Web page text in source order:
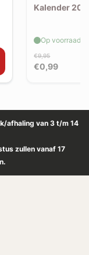
Kalender
€9,95
€0,99
Op voorraad
afhaling van 3 t/m 14
zullen vanaf 17